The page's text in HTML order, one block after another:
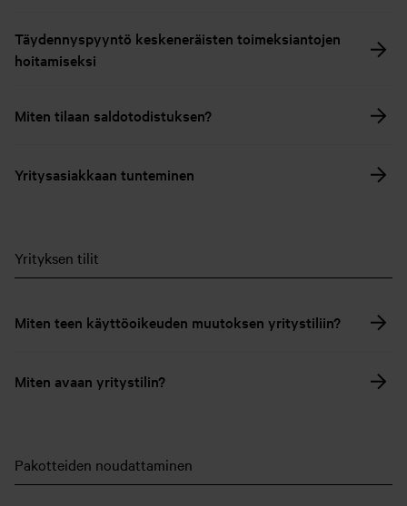
Täydennyspyyntö keskeneräisten toimeksiantojen
hoitamiseksi
Miten tilaan saldotodistuksen?
Yritysasiakkaan tunteminen
Yrityksen tilit
Miten teen käyttöoikeuden muutoksen yritystiliin?
Miten avaan yritystilin?
Pakotteiden noudattaminen